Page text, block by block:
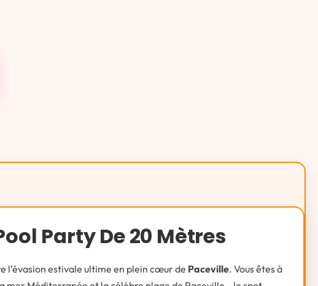
Party De 20 Mètres
l’évasion estivale ultime en plein cœur de Paceville. Vous êtes à